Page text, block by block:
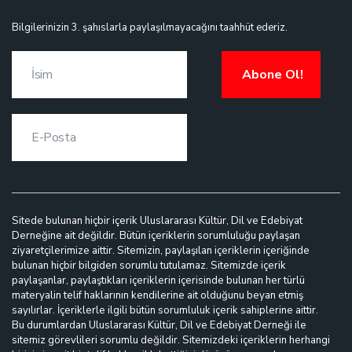
Bilgilerinizin 3. şahıslarla paylaşılmayacağını taahhüt ederiz.
Abone Ol!
Sitede bulunan hiçbir içerik Uluslararası Kültür, Dil ve Edebiyat
Derneğine ait değildir. Bütün içeriklerin sorumluluğu paylaşan
ziyaretçilerimize aittir. Sitemizin, paylaşılan içeriklerin içeriğinde
bulunan hiçbir bilgiden sorumlu tutulamaz. Sitemizde içerik
paylaşanlar, paylaştıkları içeriklerin içerisinde bulunan her türlü
materyalin telif haklarının kendilerine ait olduğunu beyan etmiş
sayılırlar. İçeriklerle ilgili bütün sorumluluk içerik sahiplerine aittir.
Bu durumlardan Uluslararası Kültür, Dil ve Edebiyat Derneği ile
sitemiz görevlileri sorumlu değildir. Sitemizdeki içeriklerin herhangi